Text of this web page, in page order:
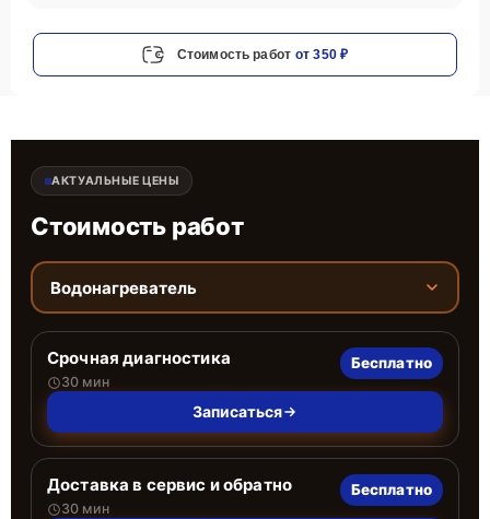
Стоимость работ от 350 ₽
АКТУАЛЬНЫЕ ЦЕНЫ
Стоимость работ
Водонагреватель
Срочная диагностика
30 мин
Бесплатно
Записаться
Доставка в сервис и обратно
30 мин
Бесплатно